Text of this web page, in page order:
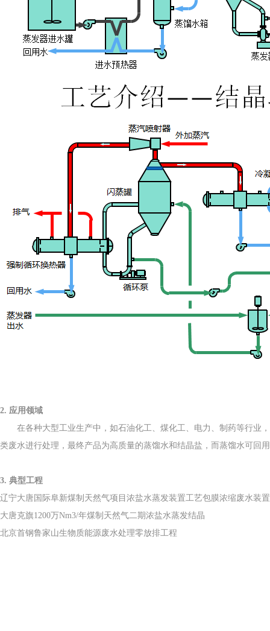
2. 应用领域
在各种大型工业生产中，如石油化工、煤化工、电力、制药等行业
类废水进行处理，最终产品为高质量的蒸馏水和结晶盐，而蒸馏水可回
3. 典型工程
辽宁大唐国际阜新煤制天然气项目浓盐水蒸发装置工艺包膜浓缩废水装
大唐克旗1200万Nm3/年煤制天然气二期浓盐水蒸发结晶
北京首钢鲁家山生物质能源废水处理零放排工程